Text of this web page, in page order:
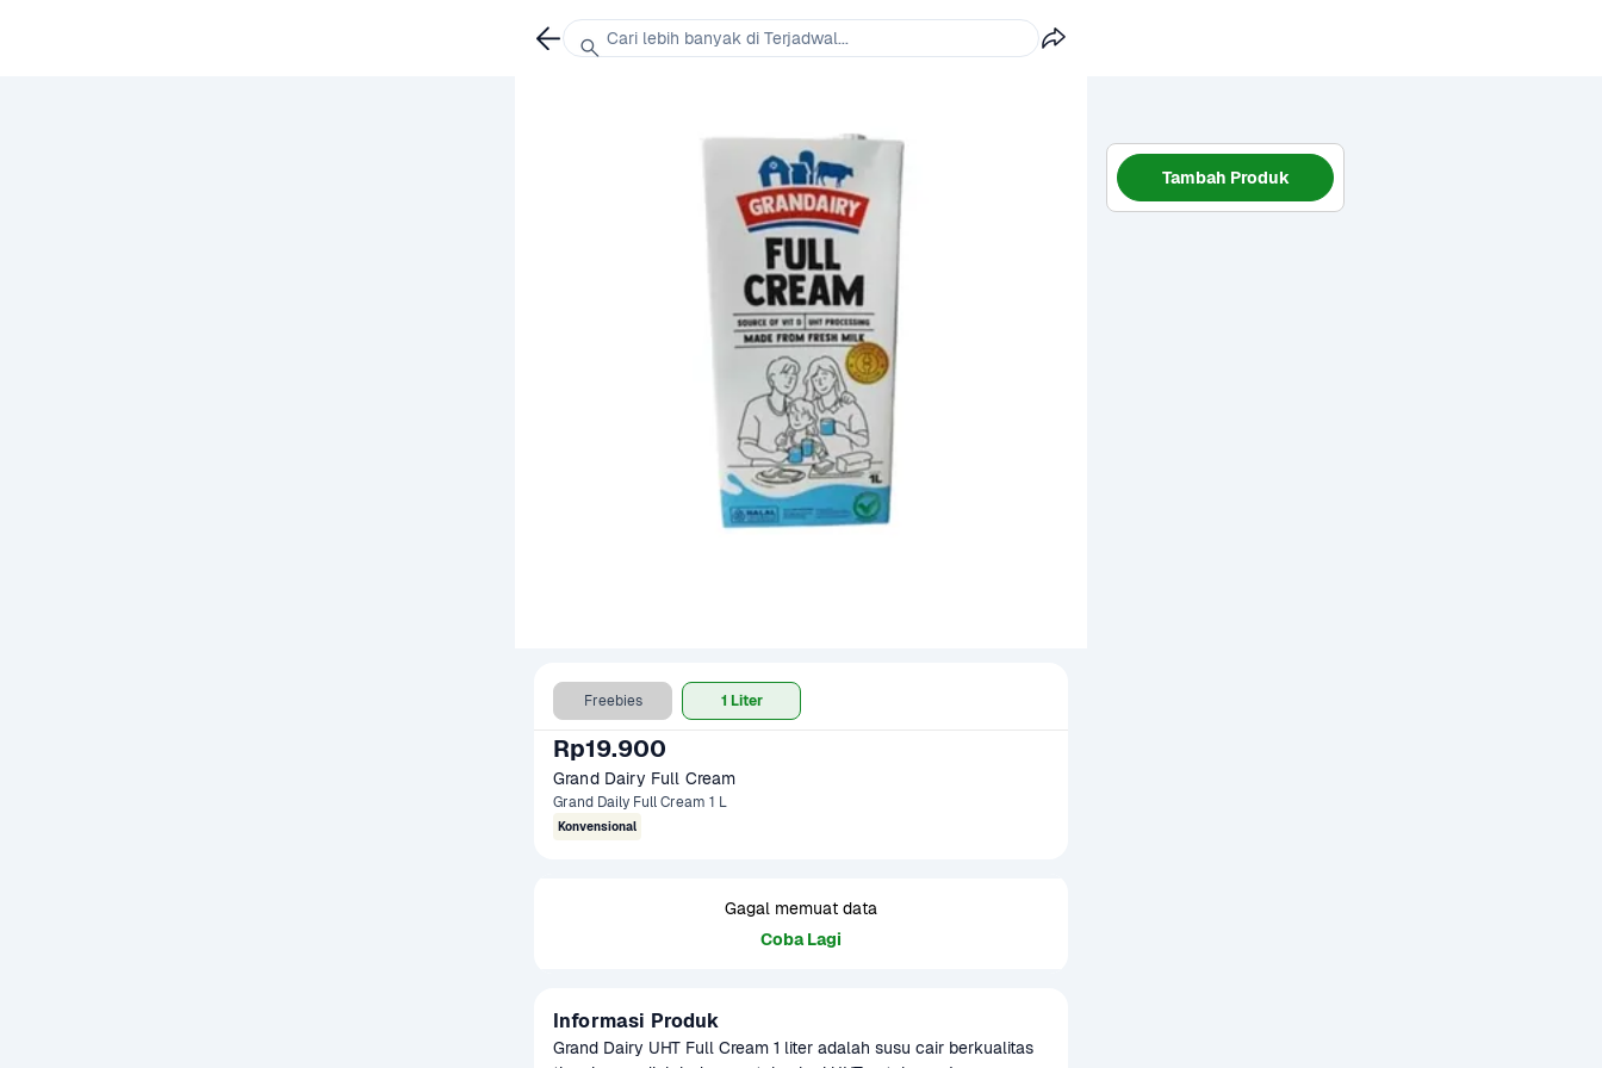
Freebies 1 Liter
Rp19.900
Grand Dairy Full Cream
Grand Daily Full Cream 1 L
Konvensional
Gagal memuat data
Coba Lagi
Informasi Produk
Grand Dairy UHT Full Cream 1 liter adalah susu cair berkualitas
Tambah Produk
Cari lebih banyak di Terjadwal...